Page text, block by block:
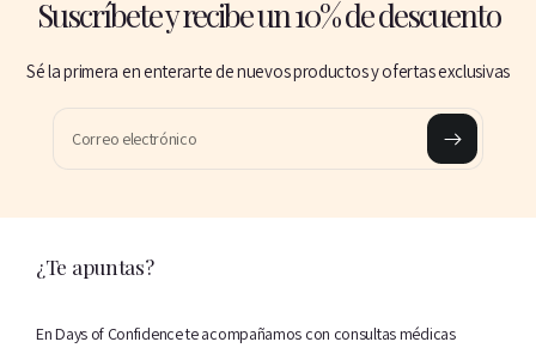
Suscríbete y recibe un 10% de descuento
Sé la primera en enterarte de nuevos productos y ofertas exclusivas
Correo electrónico
¿Te apuntas?
En Days of Confidence te acompañamos con consultas médicas